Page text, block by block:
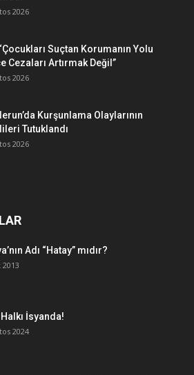
2026
Suçtan Korumanın Yolu
Cezaları Artırmak Değil”
2026
Kurşunlama Olaylarının
Tutuklandı
2026
Adı “Hatay” mıdır?
2013
İsyanda!
2024